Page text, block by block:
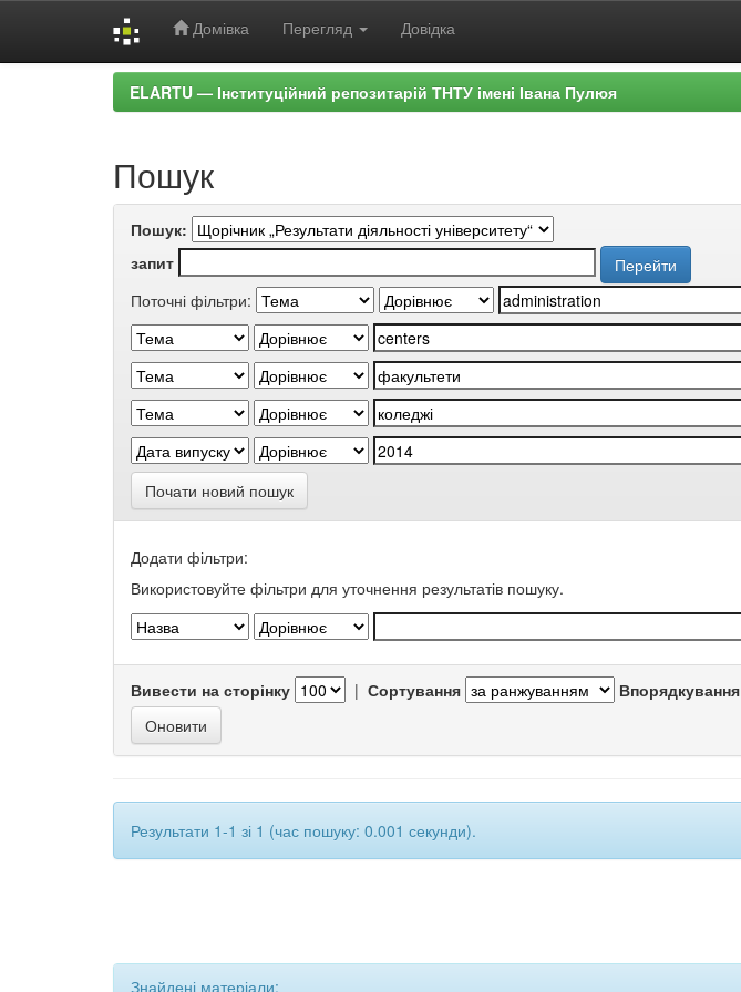
Домівка Перегляд Довідка
ELARTU — Інституційний репозитарій ТНТУ імені Івана Пулюя
Пошук
Пошук:
запит
Поточні фільтри:
Почати новий пошук
Додати фільтри:
Використовуйте фільтри для уточнення результатів пошуку.
Вивести на сторінку | Сортування Впорядкування
Результати 1-1 зі 1 (час пошуку: 0.001 секунди).
Знайдені матеріали: